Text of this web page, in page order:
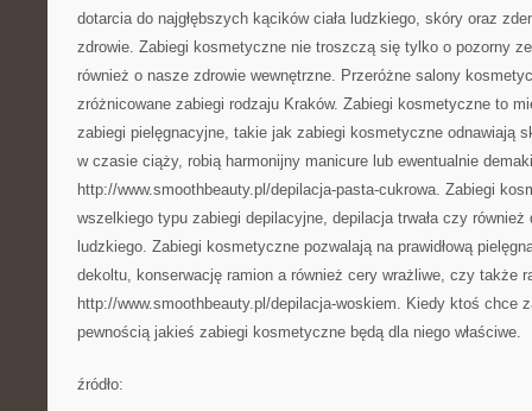
dotarcia do najgłębszych kącików ciała ludzkiego, skóry oraz
zdrowie. Zabiegi kosmetyczne nie troszczą się tylko o pozorny
również o nasze zdrowie wewnętrzne. Przeróżne salony
zróżnicowane zabiegi rodzaju Kraków. Zabiegi kosmetyczne to
zabiegi pielęgnacyjne, takie jak zabiegi kosmetyczne odnawiają
w czasie ciąży, robią harmonijny manicure lub ewentualnie
http://www.smoothbeauty.pl/depilacja-pasta-cukrowa. Zabiegi
wszelkiego typu zabiegi depilacyjne, depilacja trwała czy również
ludzkiego. Zabiegi kosmetyczne pozwalają na prawidłową
dekoltu, konserwację ramion a również cery wrażliwe, czy także
http://www.smoothbeauty.pl/depilacja-woskiem. Kiedy ktoś chce
pewnością jakieś zabiegi kosmetyczne będą dla niego właściwe.
źródło: